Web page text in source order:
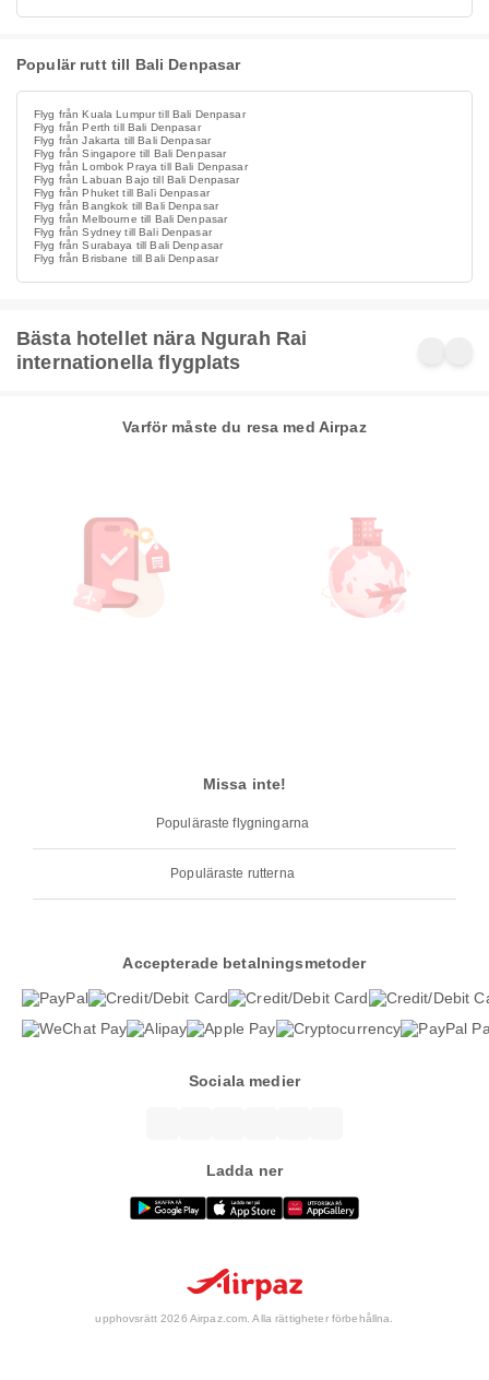
Populär rutt till Bali Denpasar
Flyg från Kuala Lumpur till Bali Denpasar
Flyg från Perth till Bali Denpasar
Flyg från Jakarta till Bali Denpasar
Flyg från Singapore till Bali Denpasar
Flyg från Lombok Praya till Bali Denpasar
Flyg från Labuan Bajo till Bali Denpasar
Flyg från Phuket till Bali Denpasar
Flyg från Bangkok till Bali Denpasar
Flyg från Melbourne till Bali Denpasar
Flyg från Sydney till Bali Denpasar
Flyg från Surabaya till Bali Denpasar
Flyg från Brisbane till Bali Denpasar
Bästa hotellet nära Ngurah Rai
internationella flygplats
Varför måste du resa med Airpaz
Missa inte!
Populäraste flygningarna
Populäraste rutterna
Accepterade betalningsmetoder
Sociala medier
Ladda ner
upphovsrätt 2026 Airpaz.com. Alla rättigheter förbehållna.